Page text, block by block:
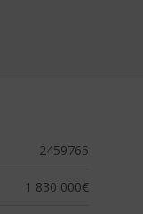
2459765
1 830 000€